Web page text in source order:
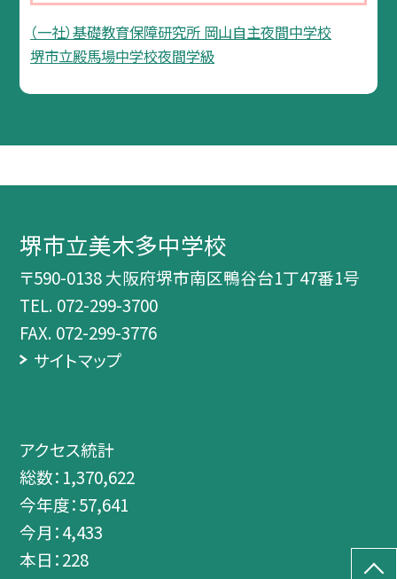
（一社）基礎教育保障研究所 岡山自主夜間中学校
堺市立殿馬場中学校夜間学級
堺市立美木多中学校
〒590-0138 大阪府堺市南区鴨谷台1丁47番1号
TEL. 072-299-3700
FAX. 072-299-3776
サイトマップ
アクセス統計
総数： 1,370,622
今年度：57,641
今月：4,433
本日：228